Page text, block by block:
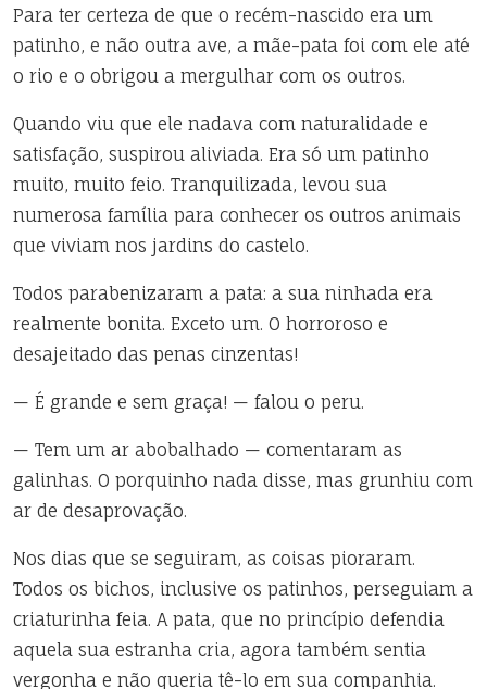
Para ter certeza de que o recém-nascido era um
patinho, e não outra ave, a mãe-pata foi com ele até
o rio e o obrigou a mergulhar com os outros.
Quando viu que ele nadava com naturalidade e
satisfação, suspirou aliviada. Era só um patinho
muito, muito feio. Tranquilizada, levou sua
numerosa família para conhecer os outros animais
que viviam nos jardins do castelo.
Todos parabenizaram a pata: a sua ninhada era
realmente bonita. Exceto um. O horroroso e
desajeitado das penas cinzentas!
— É grande e sem graça! — falou o peru.
— Tem um ar abobalhado — comentaram as
galinhas. O porquinho nada disse, mas grunhiu com
ar de desaprovação.
Nos dias que se seguiram, as coisas pioraram.
Todos os bichos, inclusive os patinhos, perseguiam a
criaturinha feia. A pata, que no princípio defendia
aquela sua estranha cria, agora também sentia
vergonha e não queria tê-lo em sua companhia.